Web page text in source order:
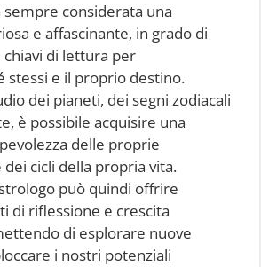
sempre considerata una
e affascinante, in grado di
di lettura per
stessi e il proprio destino.
dei pianeti, dei segni zodiacali
è possibile acquisire una
delle proprie
cicli della propria vita.
può quindi offrire
di riflessione e crescita
di esplorare nuove
i nostri potenziali